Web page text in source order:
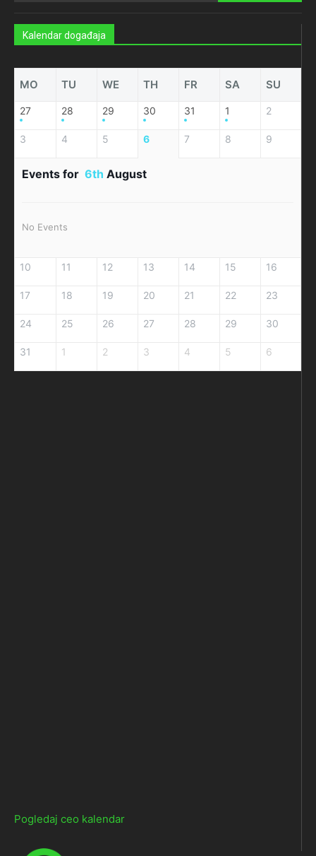
Kalendar događaja
MO TU WE TH FR SA SU
27 28 29 30 31 1 2
3 4 5 6 7 8 9
Events for 6th August
No Events
10 11 12 13 14 15 16
17 18 19 20 21 22 23
24 25 26 27 28 29 30
31 1 2 3 4 5 6
Pogledaj ceo kalendar